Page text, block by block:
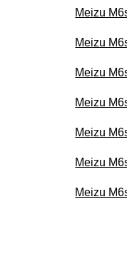
Meizu
Meizu
Meizu
Meizu
Meizu
Meizu
Meizu